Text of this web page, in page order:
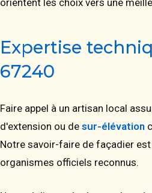
Expertise
67240
Faire appel à un artisan local
d'extension ou de sur-élévation
Notre savoir-faire de façadier
organismes officiels reconnus.